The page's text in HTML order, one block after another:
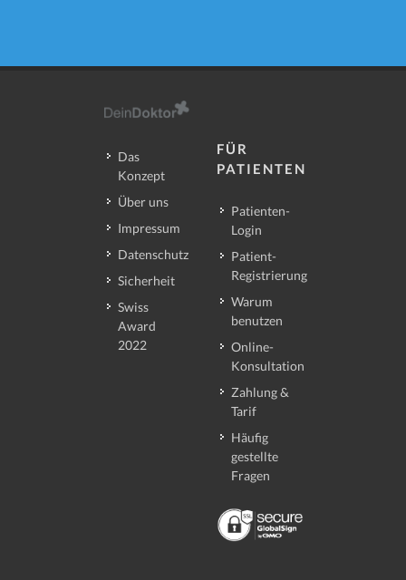
Das
Konzept
Über uns
Impressum
Datenschutz
Sicherheit
Swiss
Award
2022
FÜR
PATIENTEN
Patienten-
Login
Patient-
Registrierung
Warum
benutzen
Online-
Konsultation
Zahlung &
Tarif
Häufig
gestellte
Fragen